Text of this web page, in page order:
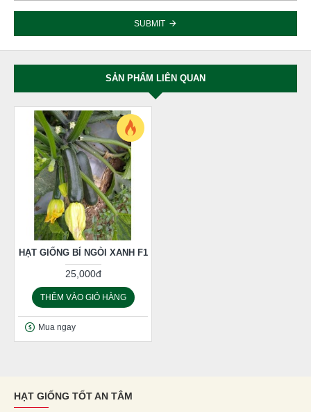
SUBMIT
SẢN PHẨM LIÊN QUAN
HẠT GIỐNG BÍ NGÒI XANH F1
25,000đ
THÊM VÀO GIỎ HÀNG
Mua ngay
HẠT GIỐNG TỐT AN TÂM